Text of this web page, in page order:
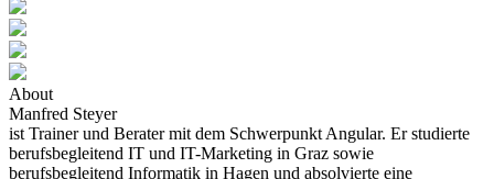
About
Manfred Steyer
ist Trainer und Berater mit dem Schwerpunkt Angular. Er studierte
berufsbegleitend IT und IT-Marketing in Graz sowie
berufsbegleitend Informatik in Hagen und absolvierte eine